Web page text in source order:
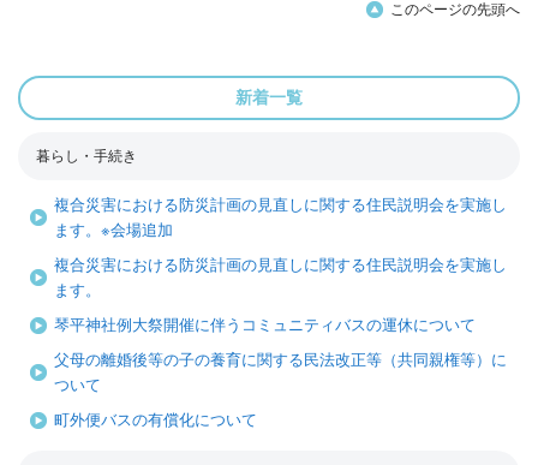
このページの先頭へ
新着一覧
暮らし・手続き
複合災害における防災計画の見直しに関する住民説明会を実施し
ます。※会場追加
複合災害における防災計画の見直しに関する住民説明会を実施し
ます。
琴平神社例大祭開催に伴うコミュニティバスの運休について
父母の離婚後等の子の養育に関する民法改正等（共同親権等）に
ついて
町外便バスの有償化について